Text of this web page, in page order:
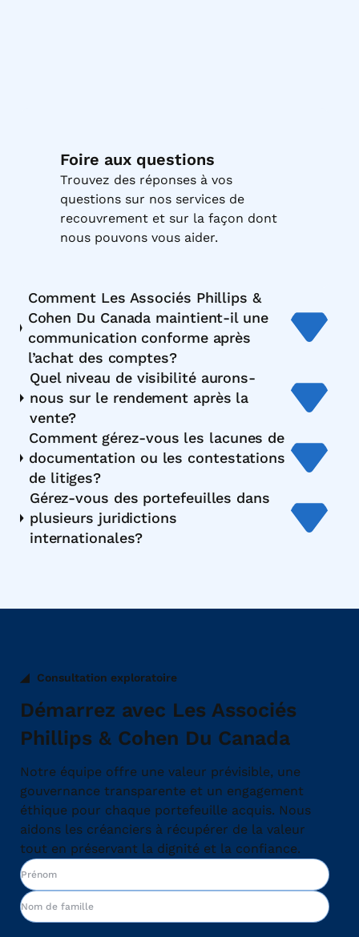
Foire aux questions
Trouvez des réponses à vos
questions sur nos services de
recouvrement et sur la façon dont
nous pouvons vous aider.
Comment Les Associés Phillips &
Cohen Du Canada maintient-il une
communication conforme après
l’achat des comptes?
Quel niveau de visibilité aurons-
nous sur le rendement après la
vente?
Comment gérez-vous les lacunes de
documentation ou les contestations
de litiges?
Gérez-vous des portefeuilles dans
plusieurs juridictions
internationales?
Consultation exploratoire
Démarrez avec Les Associés
Phillips & Cohen Du Canada
Notre équipe offre une valeur prévisible, une
gouvernance transparente et un engagement
éthique pour chaque portefeuille acquis. Nous
aidons les créanciers à récupérer de la valeur
tout en préservant la dignité et la confiance.
Name
Prénom